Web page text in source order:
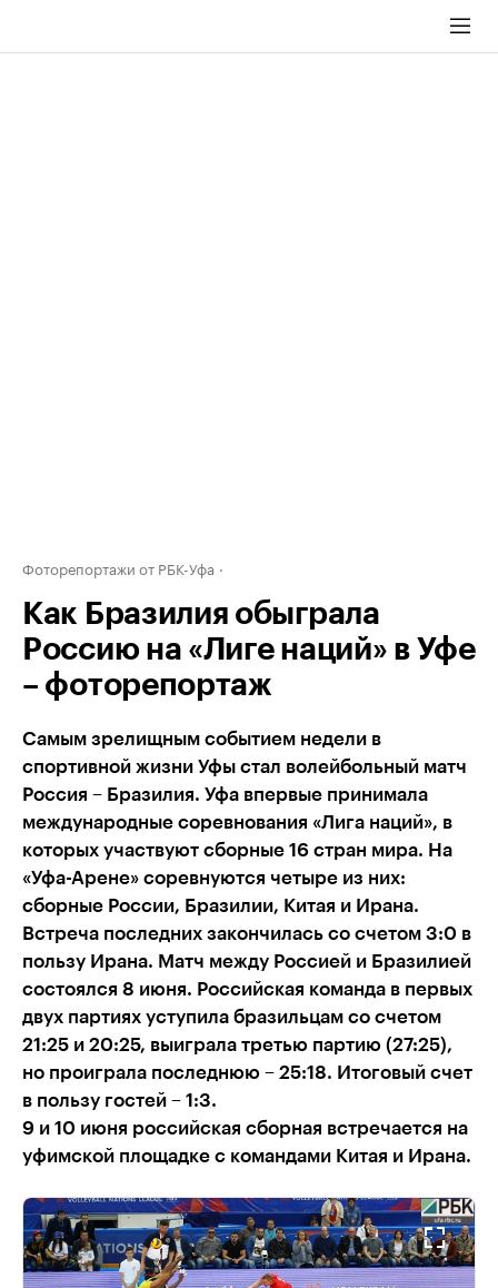
Фоторепортажи от РБК-Уфа
Как Бразилия обыграла
Россию на «Лиге наций» в Уфе
– фоторепортаж
Самым зрелищным событием недели в
спортивной жизни Уфы стал волейбольный матч
Россия – Бразилия. Уфа впервые принимала
международные соревнования «Лига наций», в
которых участвуют сборные 16 стран мира. На
«Уфа-Арене» соревнуются четыре из них:
сборные России, Бразилии, Китая и Ирана.
Встреча последних закончилась со счетом 3:0 в
пользу Ирана. Матч между Россией и Бразилией
состоялся 8 июня. Российская команда в первых
двух партиях уступила бразильцам со счетом
21:25 и 20:25, выиграла третью партию (27:25),
но проиграла последнюю – 25:18. Итоговый счет
в пользу гостей – 1:3.
9 и 10 июня российская сборная встречается на
уфимской площадке с командами Китая и Ирана.